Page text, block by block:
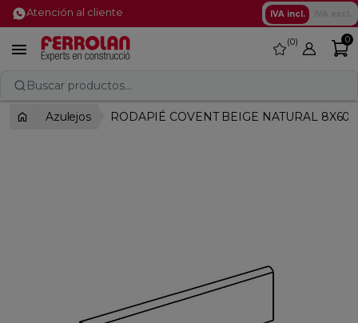
Atención al cliente IVA incl.
 favorite
0 0
Buscar productos...
Azulejos RODAPIÉ COVENT BEIGE NATURAL 8X60